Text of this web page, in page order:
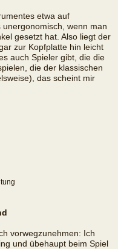
etwa auf
wenn man
gesetzt hat. Also liegt der
zur Kopfplatte hin leicht
auch Spieler gibt, die die
die der klassischen
das scheint mir
vorwegzunehmen: Ich
und übehaupt beim Spiel